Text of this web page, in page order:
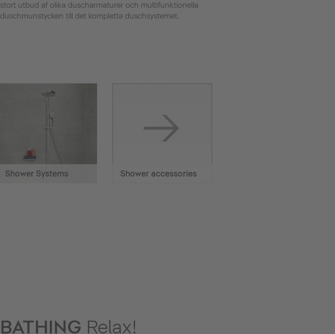
stort utbud af olika duscharmaturer och multifunktionella
duschmunstycken till det kompletta duschsystemet.
Shower Systems Shower accessories
BATHING Relax!